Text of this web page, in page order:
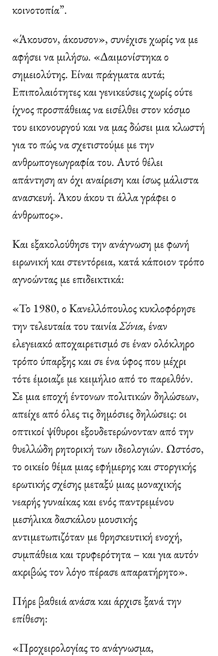
κοινοτοπία”.
«Άκουσον, άκουσον», συνέχισε χωρίς να με
αφήσει να μιλήσω. «Δαιμονίστηκα ο
σημειολύτης. Είναι πράγματα αυτά;
Επιπολαιότητες και γενικεύσεις χωρίς ούτε
ίχνος προσπάθειας να εισέλθει στον κόσμο
του εικονουργού και να μας δώσει μια κλωστή
για το πώς να σχετιστούμε με την
ανθρωπογεωγραφία του. Αυτό θέλει
απάντηση αν όχι αναίρεση και ίσως μάλιστα
ανασκευή. Άκου άκου τι άλλα γράφει ο
άνθρωπος».
Και εξακολούθησε την ανάγνωση με φωνή
ειρωνική και στεντόρεια, κατά κάποιον τρόπο
αγνοώντας με επιδεικτικά:
«Το 1980, ο Κανελλόπουλος κυκλοφόρησε
την τελευταία του ταινίαΣόνια, έναν
ελεγειακό αποχαιρετισμό σε έναν ολόκληρο
τρόπο ύπαρξης και σε ένα ύφος που μέχρι
τότε έμοιαζε με κειμήλιο από το παρελθόν.
Σε μια εποχή έντονων πολιτικών δηλώσεων,
απείχε από όλες τις δημόσιες δηλώσεις: οι
οπτικοί ψίθυροι εξουδετερώνονταν από την
θυελλώδη ρητορική των ιδεολογιών. Ωστόσο,
το οικείο θέμα μιας εφήμερης και στοργικής
ερωτικής σχέσης μεταξύ μιας μοναχικής
νεαρής γυναίκας και ενός παντρεμένου
μεσήλικα δασκάλου μουσικής
αντιμετωπιζόταν με θρησκευτική ενοχή,
συμπάθεια και τρυφερότητα – και για αυτόν
ακριβώς τον λόγο πέρασε απαρατήρητο».
Πήρε βαθειά ανάσα και άρχισε ξανά την
επίθεση:
«Προχειρολογίας το ανάγνωσμα,